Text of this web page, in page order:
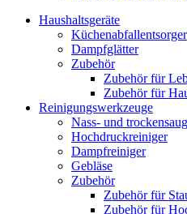
Haushaltsgeräte
Küchenabfallentsorger
Dampfglätter
Zubehör
Zubehör für
Zubehör für
Reinigungswerkzeuge
Nass- und
Hochdruckreiniger
Dampfreiniger
Gebläse
Zubehör
Zubehör für
Zubehör für